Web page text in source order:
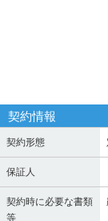
契約情報
契約形態
保証人
契約時に必要な書類
等